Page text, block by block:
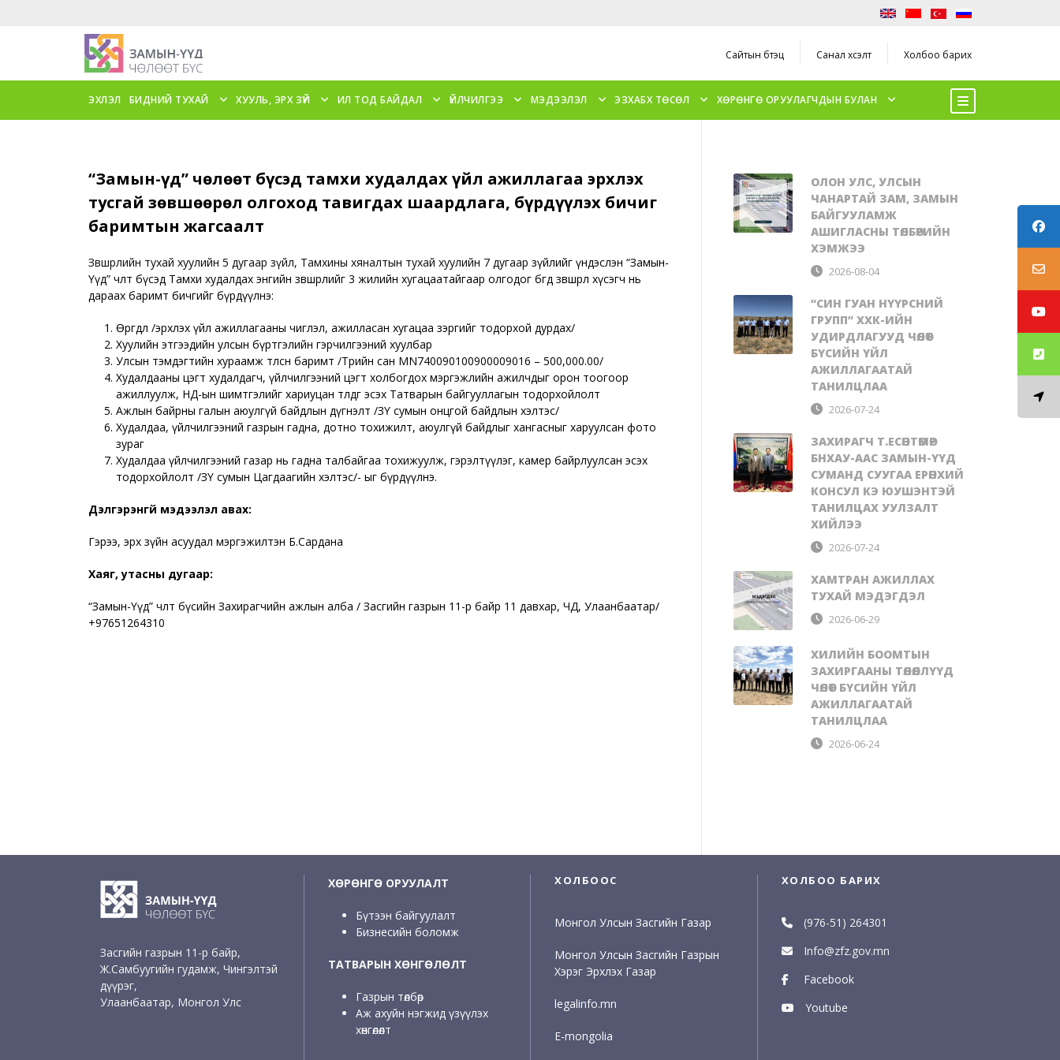
Сайтын бүтэц Санал хүсэлт Холбоо барих
ЭХЛЭЛ БИДНИЙ ТУХАЙ ХУУЛЬ, ЭРХ ЗҮЙ ИЛ ТОД БАЙДАЛ ҮЙЛЧИЛГЭЭ МЭДЭЭЛЭЛ ЭЗХАБХ ТӨСӨЛ ХӨРӨНГӨ ОРУУЛАГЧДЫН БУЛАН
“Замын-Үүд” чөлөөт бүсэд тамхи худалдах үйл ажиллагаа эрхлэх
тусгай зөвшөөрөл олгоход тавигдах шаардлага, бүрдүүлэх бичиг
баримтын жагсаалт
Зөвшөөрлийн тухай хуулийн 5 дугаар зүйл, Тамхины хяналтын тухай хуулийн 7 дугаар зүйлийг үндэслэн “Замын-
Үүд” чөлөөт бүсэд Тамхи худалдах энгийн зөвшөөрлийг 3 жилийн хугацаатайгаар олгодог бөгөөд зөвшөөрөл хүсэгч нь
дараах баримт бичгийг бүрдүүлнэ:
Өргөдөл /эрхлэх үйл ажиллагааны чиглэл, ажилласан хугацаа зэргийг тодорхой дурдах/
Хуулийн этгээдийн улсын бүртгэлийн гэрчилгээний хуулбар
Улсын тэмдэгтийн хураамж төлсөн баримт /Төрийн сан MN740090100900009016 – 500,000.00/
Худалдааны цэгт худалдагч, үйлчилгээний цэгт холбогдох мэргэжлийн ажилчдыг орон тоогоор
ажиллуулж, НД-ын шимтгэлийг хариуцан төлдөг эсэх Татварын байгууллагын тодорхойлолт
Ажлын байрны галын аюулгүй байдлын дүгнэлт /ЗҮ сумын онцгой байдлын хэлтэс/
Худалдаа, үйлчилгээний газрын гадна, дотно тохижилт, аюулгүй байдлыг хангасныг харуулсан фото
зураг
Худалдаа үйлчилгээний газар нь гадна талбайгаа тохижуулж, гэрэлтүүлэг, камер байрлуулсан эсэх
тодорхойлолт /ЗҮ сумын Цагдаагийн хэлтэс/- ыг бүрдүүлнэ.
Дэлгэрэнгүй мэдээлэл авах:
Гэрээ, эрх зүйн асуудал мэргэжилтэн Б.Сардана
Хаяг, утасны дугаар:
“Замын-Үүд” чөлөөт бүсийн Захирагчийн ажлын алба / Засгийн газрын 11-р байр 11 давхар, ЧД, Улаанбаатар/
+97651264310
ОЛОН УЛС, УЛСЫН
ЧАНАРТАЙ ЗАМ, ЗАМЫН
БАЙГУУЛАМЖ
АШИГЛАСНЫ ТӨЛБӨРИЙН
ХЭМЖЭЭ
2026-08-04
“СИН ГУАН НҮҮРСНИЙ
ГРУПП” ХХК-ИЙН
УДИРДЛАГУУД ЧӨЛӨӨТ
БҮСИЙН ҮЙЛ
АЖИЛЛАГААТАЙ
ТАНИЛЦЛАА
2026-07-24
ЗАХИРАГЧ Т.ЕСӨНТӨМӨР
БНХАУ-ААС ЗАМЫН-ҮҮД
СУМАНД СУУГАА ЕРӨНХИЙ
КОНСУЛ КЭ ЮУШЭНТЭЙ
ТАНИЛЦАХ УУЛЗАЛТ
ХИЙЛЭЭ
2026-07-24
ХАМТРАН АЖИЛЛАХ
ТУХАЙ МЭДЭГДЭЛ
2026-06-29
ХИЛИЙН БООМТЫН
ЗАХИРГААНЫ ТӨЛӨӨЛЛҮҮД
ЧӨЛӨӨТ БҮСИЙН ҮЙЛ
АЖИЛЛАГААТАЙ
ТАНИЛЦЛАА
2026-06-24
Засгийн газрын 11-р байр,
Ж.Самбуугийн гудамж, Чингэлтэй
дүүрэг,
Улаанбаатар, Монгол Улс
ХӨРӨНГӨ ОРУУЛАЛТ
Бүтээн байгуулалт
Бизнесийн боломж
ТАТВАРЫН ХӨНГӨЛӨЛТ
Газрын төлбөр
Аж ахуйн нэгжид үзүүлэх
хөнгөлөлт
ХОЛБООС
Монгол Улсын Засгийн Газар
Монгол Улсын Засгийн Газрын
Хэрэг Эрхлэх Газар
legalinfo.mn
E-mongolia
ХОЛБОО БАРИХ
(976-51) 264301
Info@zfz.gov.mn
Facebook
Youtube